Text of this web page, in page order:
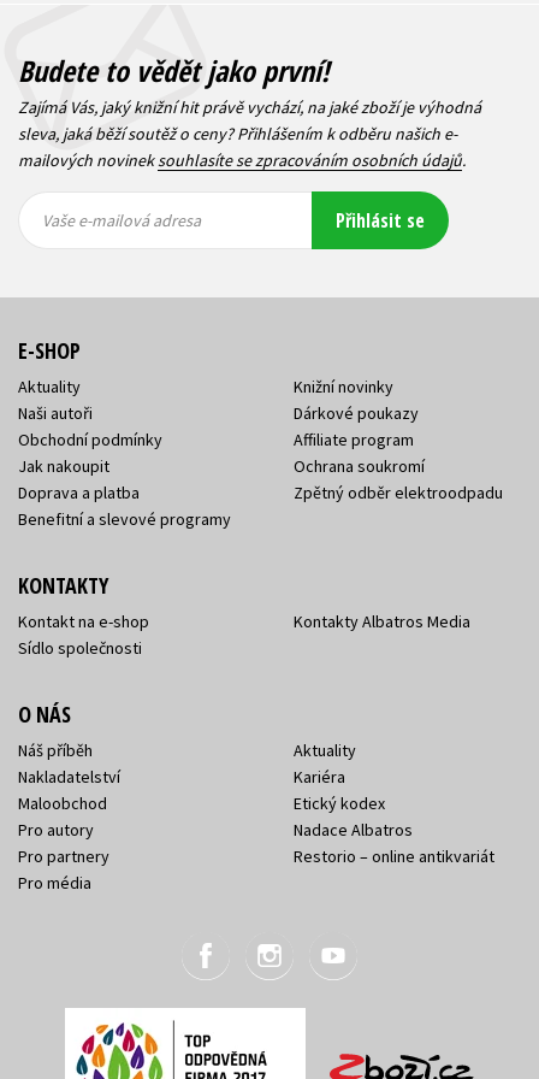
Budete to vědět jako první!
Zajímá Vás, jaký knižní hit právě vychází, na jaké zboží je výhodná
sleva, jaká běží soutěž o ceny? Přihlášením k odběru našich e-
mailových novineksouhlasíte se zpracováním osobních údajů.
mailová
mailová
Vaše e-mailová adresa Přihlásit se
E-SHOP
Aktuality
Naši autoři
Obchodní podmínky
Jak nakoupit
Doprava a platba
Benefitní a slevové programy
Knižní novinky
Dárkové poukazy
Affiliate program
Ochrana soukromí
Zpětný odběr elektroodpadu
KONTAKTY
Kontakt na e-shop
Sídlo společnosti
Kontakty Albatros Media
O NÁS
Náš příběh
Nakladatelství
Maloobchod
Pro autory
Pro partnery
Pro média
Aktuality
Kariéra
Etický kodex
Nadace Albatros
Restorio – online antikvariát